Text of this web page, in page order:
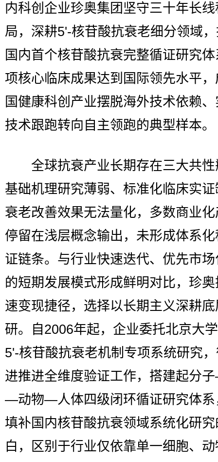
内科创企业珍奥集团坚守三十年长
局，深耕5'-核苷酸抗衰老细分领域
国内首个核苷酸抗衰完整循证研究
项核心临床成果达到国际领先水平
国健康科创产业摆脱海外技术依赖
技术跟跑转向自主领跑的典型样本。
全球抗衰产业长期存在三大共性
基础机理研究薄弱、标准化临床实
衰老改善效果无法量化，多数商业
停留在浅层概念输出，未形成体系
证链条。与行业快速迭代、优先市
的短期发展模式形成鲜明对比，珍
速变现捷径，选择以长期主义深耕
研。自2006年起，企业委托北京大
5'-核苷酸抗衰老机制专项系统研究
进推进全维度验证工作，搭建起分
—动物—人体四级闭环循证研究体系
填补国内核苷酸抗衰领域系统化研
白，区别于行业仅依靠单一细胞、